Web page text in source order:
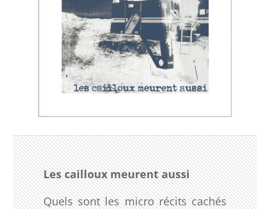
Les cailloux meurent aussi
Quels sont les micro récits cachés